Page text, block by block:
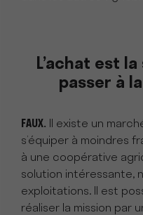
L’achat est
passer à
FAUX.
Il existe un
s’équiper à moindres
à une coopérative
solution intéressante,
exploitations. Il est
réaliser la mission par